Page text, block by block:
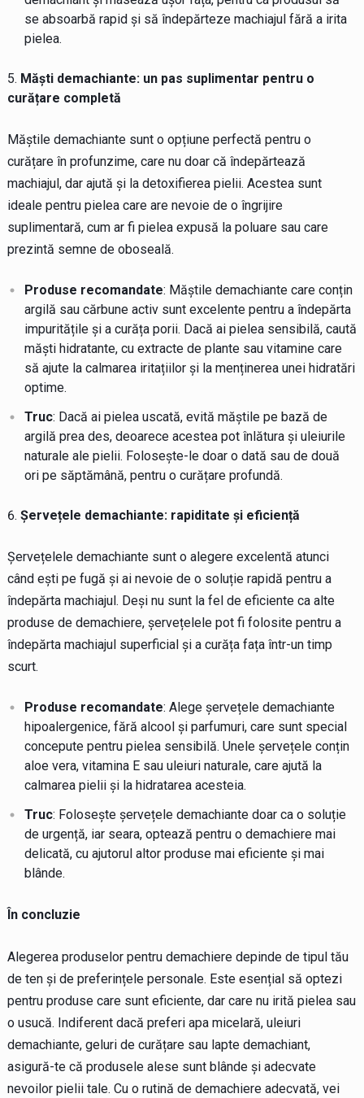
se absoarbă rapid și să îndepărteze machiajul fără a irita
pielea.
Măști demachiante: un pas suplimentar pentru o
curățare completă
Măștile demachiante sunt o opțiune perfectă pentru o
curățare în profunzime, care nu doar că îndepărtează
machiajul, dar ajută și la detoxifierea pielii. Acestea sunt
ideale pentru pielea care are nevoie de o îngrijire
suplimentară, cum ar fi pielea expusă la poluare sau care
prezintă semne de oboseală.
Produse recomandate: Măștile demachiante care conțin
argilă sau cărbune activ sunt excelente pentru a îndepărta
impuritățile și a curăța porii. Dacă ai pielea sensibilă, caută
măști hidratante, cu extracte de plante sau vitamine care
să ajute la calmarea iritațiilor și la menținerea unei hidratări
optime.
Truc: Dacă ai pielea uscată, evită măștile pe bază de
argilă prea des, deoarece acestea pot înlătura și uleiurile
naturale ale pielii. Folosește-le doar o dată sau de două
ori pe săptămână, pentru o curățare profundă.
Șervețele demachiante: rapiditate și eficiență
Șervețelele demachiante sunt o alegere excelentă atunci
când ești pe fugă și ai nevoie de o soluție rapidă pentru a
îndepărta machiajul. Deși nu sunt la fel de eficiente ca alte
produse de demachiere, șervețelele pot fi folosite pentru a
îndepărta machiajul superficial și a curăța fața într-un timp
scurt.
Produse recomandate: Alege șervețele demachiante
hipoalergenice, fără alcool și parfumuri, care sunt special
concepute pentru pielea sensibilă. Unele șervețele conțin
aloe vera, vitamina E sau uleiuri naturale, care ajută la
calmarea pielii și la hidratarea acesteia.
Truc: Folosește șervețele demachiante doar ca o soluție
de urgență, iar seara, optează pentru o demachiere mai
delicată, cu ajutorul altor produse mai eficiente și mai
blânde.
În concluzie
Alegerea produselor pentru demachiere depinde de tipul tău
de ten și de preferințele personale. Este esențial să optezi
pentru produse care sunt eficiente, dar care nu irită pielea sau
o usucă. Indiferent dacă preferi apa micelară, uleiuri
demachiante, geluri de curățare sau lapte demachiant,
asigură-te că produsele alese sunt blânde și adecvate
nevoilor pielii tale. Cu o rutină de demachiere adecvată, vei